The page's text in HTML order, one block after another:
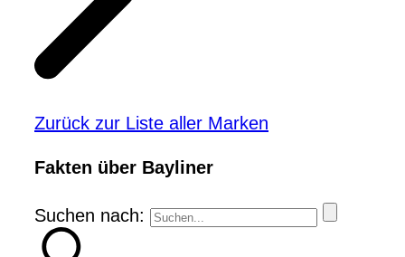
Zurück zur Liste aller Marken
Fakten über Bayliner
Suchen nach: